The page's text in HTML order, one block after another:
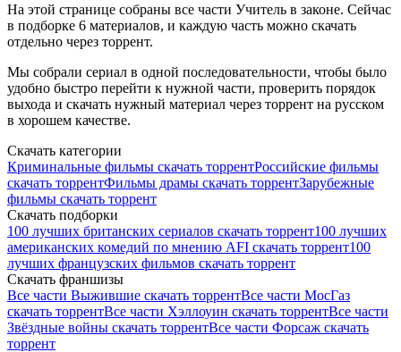
На этой странице собраны все части Учитель в законе. Сейчас
в подборке 6 материалов, и каждую часть можно скачать
отдельно через торрент.
Мы собрали сериал в одной последовательности, чтобы было
удобно быстро перейти к нужной части, проверить порядок
выхода и скачать нужный материал через торрент на русском
в хорошем качестве.
Скачать категории
Криминальные фильмы скачать торрентРоссийские фильмы
скачать торрентФильмы драмы скачать торрентЗарубежные
фильмы скачать торрент
Скачать подборки
100 лучших британских сериалов скачать торрент100 лучших
американских комедий по мнению AFI скачать торрент100
лучших французских фильмов скачать торрент
Скачать франшизы
Все части Выжившие скачать торрентВсе части МосГаз
скачать торрентВсе части Хэллоуин скачать торрентВсе части
Звёздные войны скачать торрентВсе части Форсаж скачать
торрент